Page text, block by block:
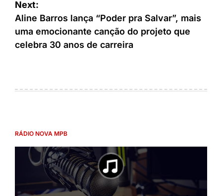
Next:
Aline Barros lança “Poder pra Salvar”, mais
uma emocionante canção do projeto que
celebra 30 anos de carreira
RÁDIO NOVA MPB